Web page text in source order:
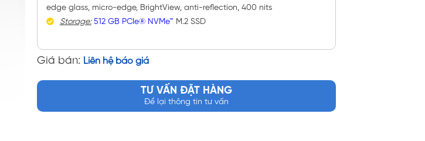
edge glass, micro-edge, BrightView, anti-reflection, 400 nits
Storage: 512 GB PCIe® NVMe™ M.2 SSD
Giá bán: Liên hệ báo giá
TƯ VẤN ĐẶT HÀNG
Để lại thông tin tư vấn